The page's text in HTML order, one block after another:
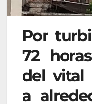
Por
72
del vital
a